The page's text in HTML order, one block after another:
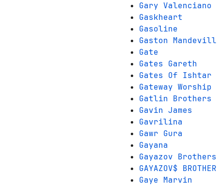
Gary Valenciano
Gaskheart
Gasoline
Gaston
Gate
Gates Gareth
Gates Of Ishtar
Gateway Worship
Gatlin Brothers
Gavin James
Gavrilina
Gawr Gura
Gayana
Gayazov Brothers
GAYAZOV$
Gaye Marvin